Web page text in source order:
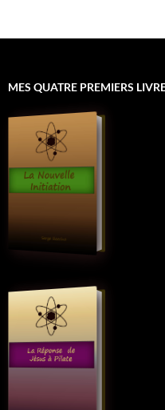
MES QUATRE PREMIERS